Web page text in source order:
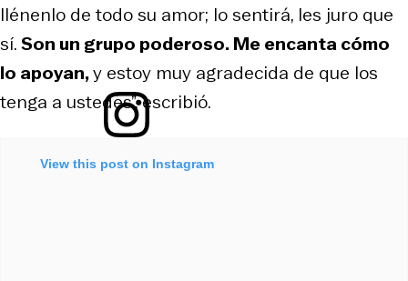
View this post on Instagram
llénenlo de todo su amor; lo sentirá, les juro que
sí.Son un grupo poderoso. Me encanta cómo
lo apoyan,y estoy muy agradecida de que los
tenga a ustedes”, escribió.